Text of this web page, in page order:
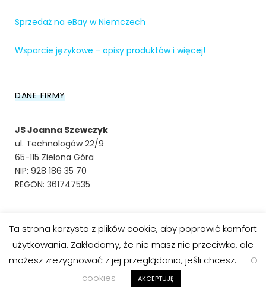
Sprzedaż na eBay w Niemczech
Wsparcie językowe - opisy produktów i więcej!
DANE FIRMY
JS Joanna Szewczyk
ul. Technologów 22/9
65-115 Zielona Góra
NIP: 928 186 35 70
REGON: 361747535
© EBAY EKSPERT 2020
Ta strona korzysta z plików cookie, aby poprawić komfort
użytkowania. Zakładamy, że nie masz nic przeciwko, ale
możesz zrezygnować z jej przeglądania, jeśli chcesz.
O
cookies
AKCEPTUJĘ